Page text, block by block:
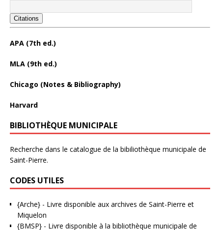
Citations
APA (7th ed.)
MLA (9th ed.)
Chicago (Notes & Bibliography)
Harvard
BIBLIOTHÈQUE MUNICIPALE
Recherche dans le catalogue de la bibiliothèque municipale de
Saint-Pierre.
CODES UTILES
{Arche} - Livre disponible aux archives de Saint-Pierre et
Miquelon
{BMSP} - Livre disponible à la bibliothèque municipale de